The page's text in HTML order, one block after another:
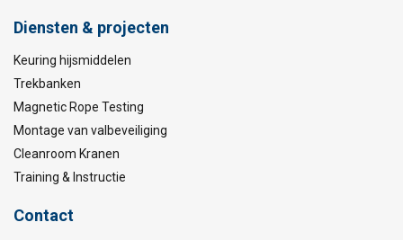
Diensten & projecten
Keuring hijsmiddelen
Trekbanken
Magnetic Rope Testing
Montage van valbeveiliging
Cleanroom Kranen
Training & Instructie
Contact